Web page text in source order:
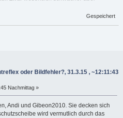
Gespeichert
oder Bildfehler?, 31.3.15 , ~12:11:43
Nachmittag »
Andi und Gibeon2010. Sie decken sich
wird vermutlich durch das